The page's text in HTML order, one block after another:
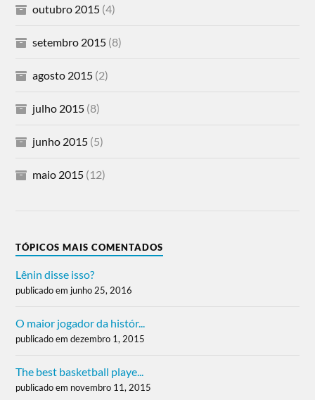
outubro 2015 (4)
setembro 2015 (8)
agosto 2015 (2)
julho 2015 (8)
junho 2015 (5)
maio 2015 (12)
TÓPICOS MAIS COMENTADOS
Lênin disse isso?
publicado em junho 25, 2016
O maior jogador da histór...
publicado em dezembro 1, 2015
The best basketball playe...
publicado em novembro 11, 2015